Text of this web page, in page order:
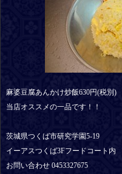
麻婆豆腐あんかけ炒飯630円(税別)
当店オススメの一品です！！
茨城県つくば市研究学園5-19
イーアスつくば3Fフードコート内
お問い合わせ 0453327675